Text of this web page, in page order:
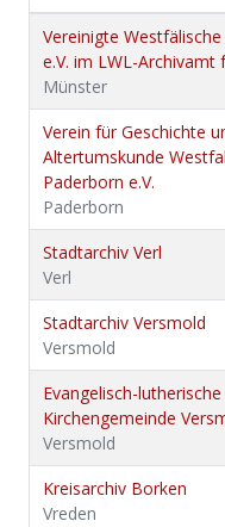
Vereinigte
e.V. im LWL-Archivamt
Münster
Verein für Geschichte
Altertumskunde
Paderborn e.V.
Paderborn
Stadtarchiv Verl
Verl
Stadtarchiv Versmold
Versmold
Evangelisch-lutherische
Kirchengemeinde
Versmold
Kreisarchiv Borken
Vreden